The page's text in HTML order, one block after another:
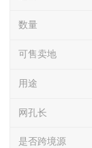
数量
可售卖地
用途
网孔长
是否跨境源